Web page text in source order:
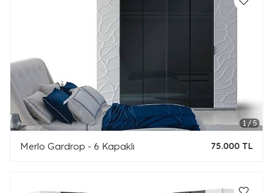
Merlo Gardrop - 6 Kapaklı 75.000 TL